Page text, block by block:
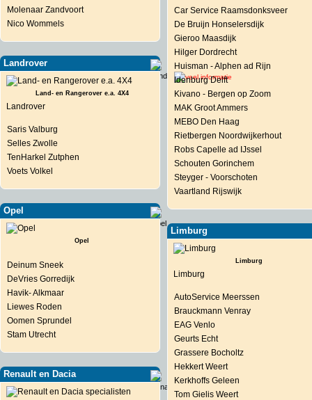
Molenaar Zandvoort
Nico Wommels
Landrover
Land- en Rangerover e.a. 4X4
Landrover
Saris Valburg
Selles Zwolle
TenHarkel Zutphen
Voets Volkel
Opel
Opel
Deinum Sneek
DeVries Gorredijk
Havik- Alkmaar
Liewes Roden
Oomen Sprundel
Stam Utrecht
Renault en Dacia
Car Service Raamsdonksveer
De Bruijn Honselersdijk
Gieroo Maasdijk
Hilger Dordrecht
Huisman - Alphen ad Rijn
Idenburg Delft
Kivano - Bergen op Zoom
MAK Groot Ammers
MEBO Den Haag
Rietbergen Noordwijkerhout
Robs Capelle ad IJssel
Schouten Gorinchem
Steyger - Voorschoten
Vaartland Rijswijk
Limburg
Limburg
Limburg
AutoService Meerssen
Brauckmann Venray
EAG Venlo
Geurts Echt
Grassere Bocholtz
Hekkert Weert
Kerkhoffs Geleen
Tom Gielis Weert